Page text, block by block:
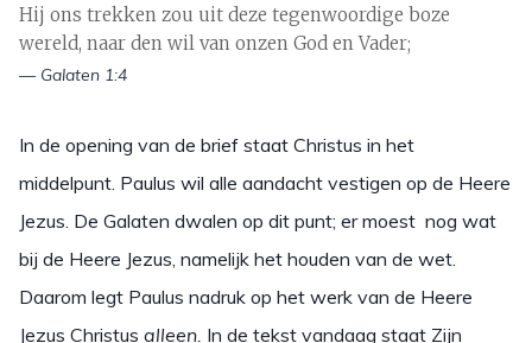
Hij ons trekken zou uit deze tegenwoordige boze
wereld, naar den wil van onzen God en Vader;
— Galaten 1:4
In de opening van de brief staat Christus in het
middelpunt. Paulus wil alle aandacht vestigen op de Heere
Jezus. De Galaten dwalen op dit punt; er moest nog wat
bij de Heere Jezus, namelijk het houden van de wet.
Daarom legt Paulus nadruk op het werk van de Heere
Jezus Christus alleen. In de tekst vandaag staat Zijn